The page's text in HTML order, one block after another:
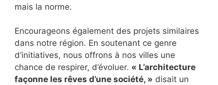
mais la norme.
Encourageons également des projets similaires
dans notre région. En soutenant ce genre
d’initiatives, nous offrons à nos villes une
chance de respirer, d’évoluer. « L’architecture
façonne les rêves d’une société, » disait un